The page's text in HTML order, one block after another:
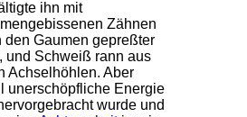
ihn mit
Zähnen
den Gaumen gepreßter
und Schweiß rann aus
Achselhöhlen. Aber
unerschöpfliche Energie
wurde und